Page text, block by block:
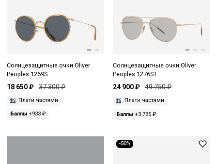
Солнцезащитные очки Oliver
Peoples 1269S
18 650 ₽ 37 300 ₽
Плати частями
Баллы +933 ₽
Солнцезащитные очки Oliver
Peoples 1276ST
24 900 ₽ 49 750 ₽
Плати частями
Баллы+3 735 ₽
-50%